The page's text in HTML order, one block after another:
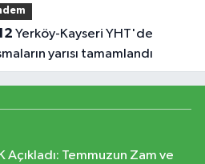
yarısı tamamlandı
Açıkladı: Temmuzun Zam ve